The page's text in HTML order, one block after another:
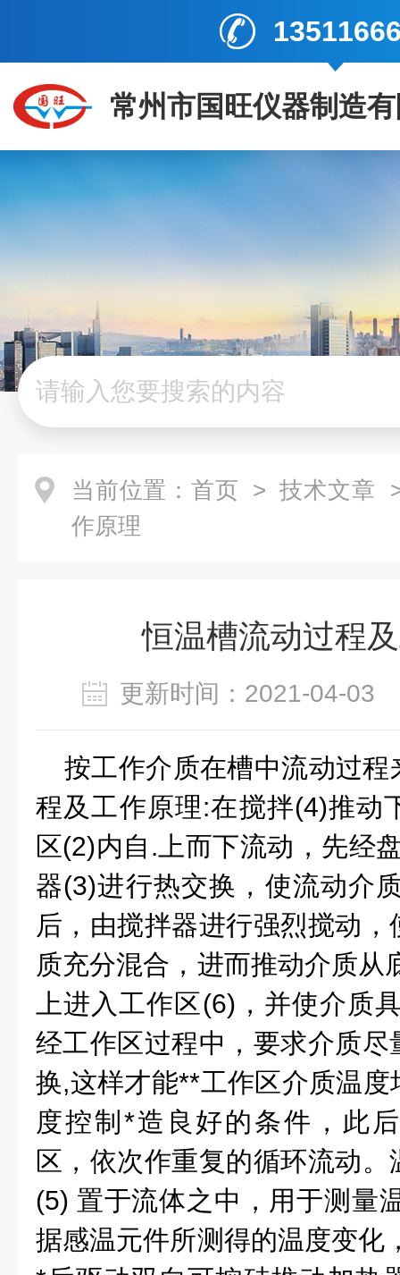
常州市国旺仪器制造
当前位置： 首页 > 技术文章
作原理
恒温槽流动过程
更新时间：2021-04-
按工作介质在槽中流动过
程及工作原理:在搅拌(4)推动
区(2)内自 . 上而下流动，先经
器(3)进行热交换，使流动介
后，由搅拌器进行强烈搅动
质充分混合，进而推动介质从
上进入工作区(6) ，并使介质
经工作区过程中，要求介质
换,这样才能**工作区介质温
度控制 *造良好的条件，此
区，依次作重复的循环流动
(5) 置于流体之中，用于测量
据感温元件所测得的温度变化